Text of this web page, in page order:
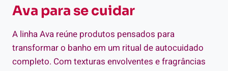
Ava para se cuidar
A linha Ava reúne produtos pensados para
transformar o banho em um ritual de autocuidado
completo. Com texturas envolventes e fragrâncias